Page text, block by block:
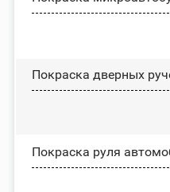
Покраска дверных
Покраска руля